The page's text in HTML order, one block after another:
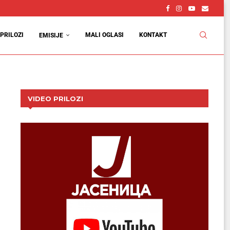
PRILOZI EMISIJE MALI OGLASI KONTAKT
VIDEO PRILOZI